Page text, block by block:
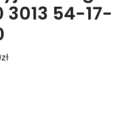
3013 54-17-
zł